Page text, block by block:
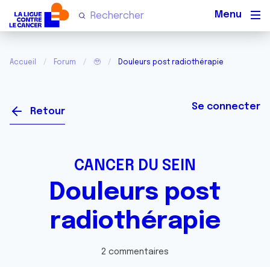
Accueil Forum 🥹 Douleurs post radiothérapie
Retour Se connecter
CANCER DU SEIN
Douleurs post
radiothérapie
2 commentaires